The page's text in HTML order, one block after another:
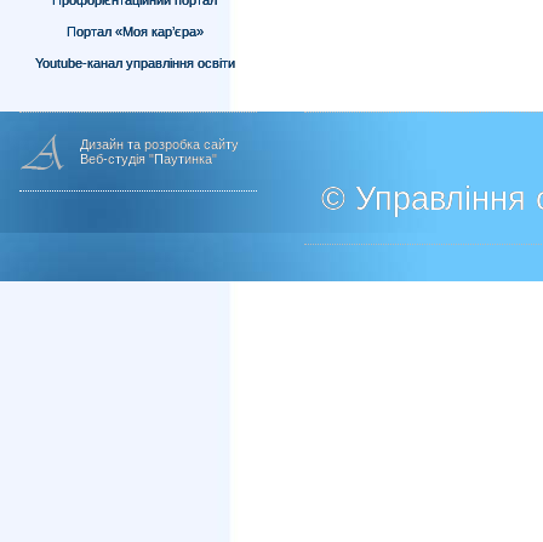
Портал «Моя кар’єра»
Youtube-канал управління освіти
Дизайн та розробка сайту
Веб-студія "Паутинка"
© Управління